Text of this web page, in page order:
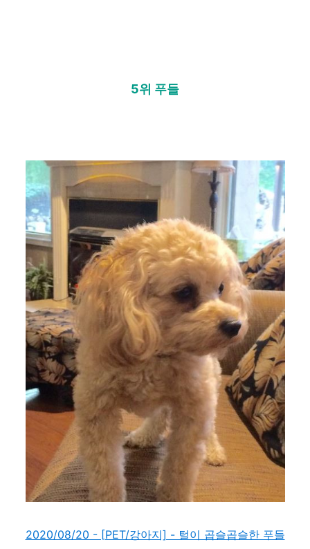
5위 푸들
2020/08/20 - [PET/강아지] - 털이 곱슬곱슬한 푸들